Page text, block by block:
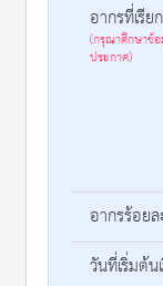
อากรที่เรีย
(กรุณาศึกษาข้อ
ประกาศ)
อากรร้อย
วันที่เริ่มต้น